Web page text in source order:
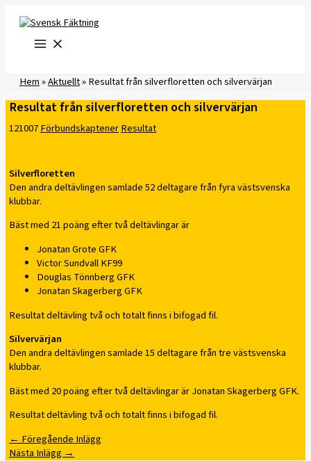
innehåll
Hem»Aktuellt»Resultat från silverfloretten och silvervärjan
Resultat från silverfloretten och silvervärjan
121007FörbundskaptenerResultat
Silverfloretten
Den andra deltävlingen samlade 52 deltagare från fyra västsvenska
klubbar.
Bäst med 21 poäng efter två deltävlingar är
Jonatan Grote GFK
Victor Sundvall KF99
Douglas Tönnberg GFK
Jonatan Skagerberg GFK
Resultat deltävling två och totalt finns i bifogad fil.
Silvervärjan
Den andra deltävlingen samlade 15 deltagare från tre västsvenska
klubbar.
Bäst med 20 poäng efter två deltävlingar är Jonatan Skagerberg GFK.
Resultat deltävling två och totalt finns i bifogad fil.
← Föregående Inlägg
Nästa Inlägg →